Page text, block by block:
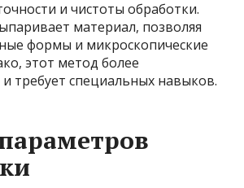
и чистоты обработки.
материал, позволяя
формы и микроскопические
этот метод более
требует специальных навыков.